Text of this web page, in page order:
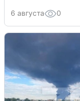
6 августа 0